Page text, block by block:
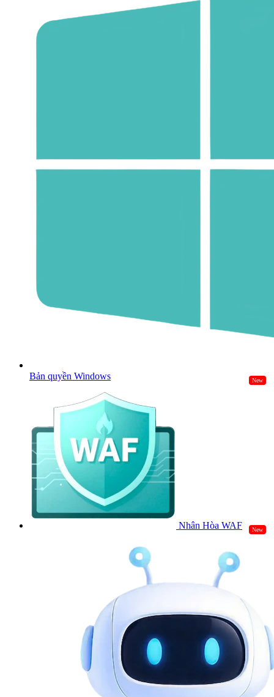
Bản quyền Windows New
Nhân Hòa WAF New